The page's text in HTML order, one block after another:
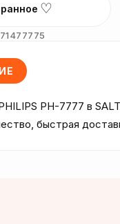
♡
PH-7777 в
быстрая